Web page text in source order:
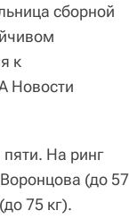
сборной
к
Новости
пяти. На ринг
(до 57
75 кг).